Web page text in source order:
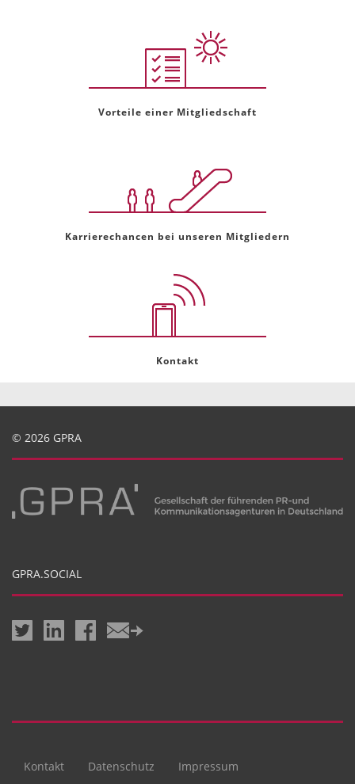
Vorteile einer Mitgliedschaft
Karrierechancen bei unseren Mitgliedern
Kontakt
© 2026 GPRA
GPRA.SOCIAL
Kontakt Datenschutz Impressum